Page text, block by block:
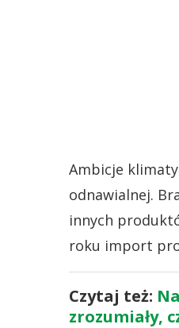
Ambicje
odnawialnej.
innych
roku import
Czytaj też:
zrozumiały,